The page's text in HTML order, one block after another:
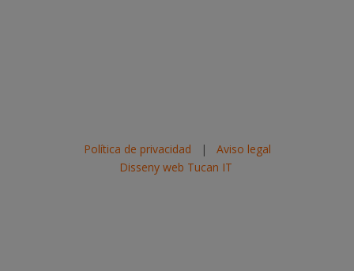
Política de privacidad | Aviso legal
Disseny web Tucan IT